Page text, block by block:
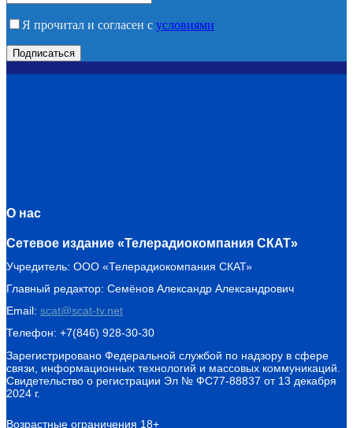
Я прочитал и согласен с условиями
О нас
Сетевое издание «Телерадиокомпания СКАТ»
Учредитель: ООО «Телерадиокомпания СКАТ»
Главный редактор: Семёнов Александр Александрович
Email: scat@scat-tv.net
Телефон: +7(846) 928-30-30
Зарегистрировано Федеральной службой по надзору в сфере
связи, информационных технологий и массовых коммуникаций.
Свидетельство о регистрации Эл № ФС77-88837 от 13 декабря
2024 г.
Возрастные ограничения 18+